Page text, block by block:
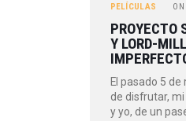
PELÍCULAS
ON
PROYECTO
Y LORD-
El pasado 5
de disfrutar,
y yo, de un